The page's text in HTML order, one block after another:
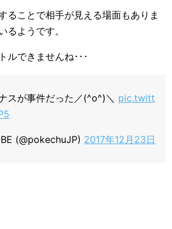
ることで相手が見える場面もありま
るようです。
ルできませんね･･･
スが事件だった／(^o^)＼ pic.twitt
(@pokechuJP) 2017年12月23日